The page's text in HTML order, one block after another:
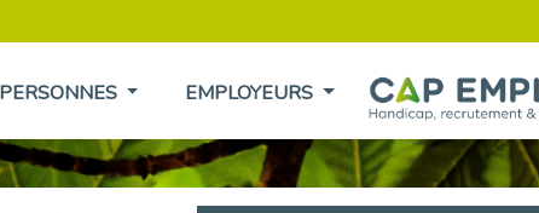
PERSONNES EMPLOYEURS